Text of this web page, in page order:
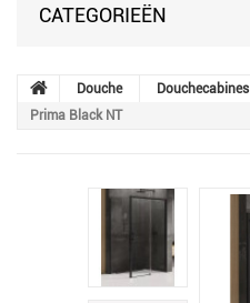
CATEGORIEËN
Douche Douchecabines
Prima Black NT